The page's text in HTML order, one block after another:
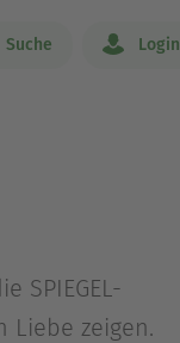
Suche Login
SPIEGEL-
Liebe zeigen.